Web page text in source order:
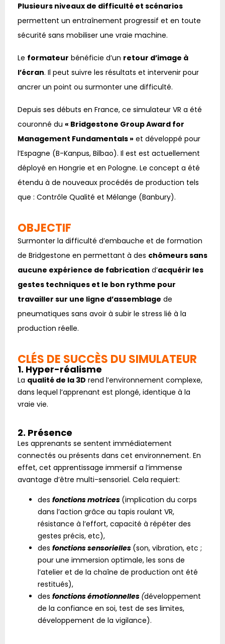
Plusieurs niveaux de difficulté et scénarios
permettent un entraînement progressif et en toute
sécurité sans mobiliser une vraie machine.
Le formateur bénéficie d’un retour d’image à
l’écran. Il peut suivre les résultats et intervenir pour
ancrer un point ou surmonter une difficulté.
Depuis ses débuts en France, ce simulateur VR a été
couronné du « Bridgestone Group Award for
Management Fundamentals » et développé pour
l’Espagne (B-Kanpus, Bilbao). Il est est actuellement
déployé en Hongrie et en Pologne. Le concept a été
étendu à de nouveaux procédés de production tels
que : Contrôle Qualité et Mélange (Banbury).
OBJECTIF
Surmonter la difficulté d’embauche et de formation
de Bridgestone en permettant à des chômeurs sans
aucune expérience de fabrication d’acquérir les
gestes techniques et le bon rythme pour
travailler sur une ligne d’assemblage de
pneumatiques sans avoir à subir le stress lié à la
production réelle.
CLÉS DE SUCCÈS DU SIMULATEUR
1. Hyper-réalisme
La qualité de la 3D rend l’environnement complexe,
dans lequel l’apprenant est plongé, identique à la
vraie vie.
2. Présence
Les apprenants se sentent immédiatement
connectés ou présents dans cet environnement. En
effet, cet apprentissage immersif a l’immense
avantage d’être multi-sensoriel. Cela requiert:
des fonctions motrices (implication du corps
dans l’action grâce au tapis roulant VR,
résistance à l’effort, capacité à répéter des
gestes précis, etc),
des fonctions sensorielles (son, vibration, etc ;
pour une immersion optimale, les sons de
l’atelier et de la chaîne de production ont été
restitués),
des fonctions émotionnelles (développement
de la confiance en soi, test de ses limites,
développement de la vigilance).